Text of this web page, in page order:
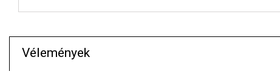
Vélemények